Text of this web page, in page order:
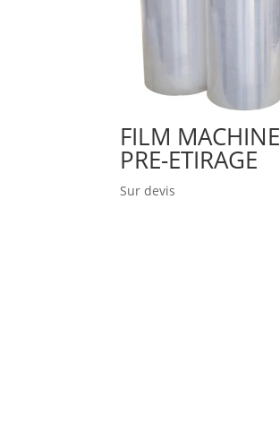
FILM MACHINE
PRE-ETIRAGE
Sur devis